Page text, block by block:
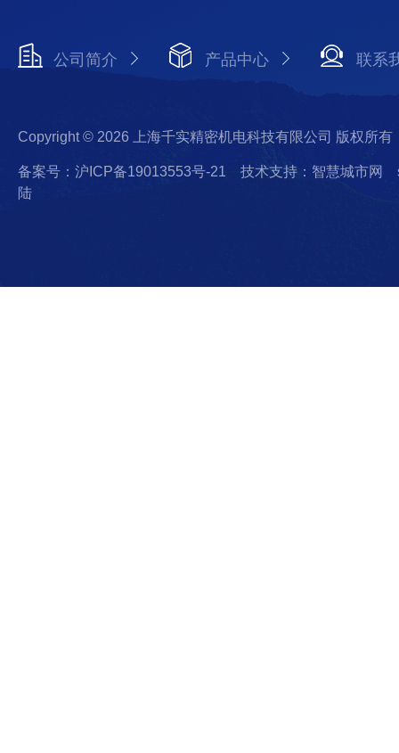
公司简介 产品中心 联系
Copyright © 2026 上海千实精密机电科技有限公司 版权所有
备案号：沪ICP备19013553号-21 技术支持：智慧城市网
陆